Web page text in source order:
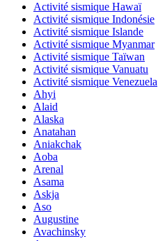
Activité sismique Hawaï
Activité sismique Indonésie
Activité sismique Islande
Activité sismique Myanmar
Activité sismique Taïwan
Activité sismique Vanuatu
Activité sismique Venezuela
Ahyi
Alaid
Alaska
Anatahan
Aniakchak
Aoba
Arenal
Asama
Askja
Aso
Augustine
Avachinsky